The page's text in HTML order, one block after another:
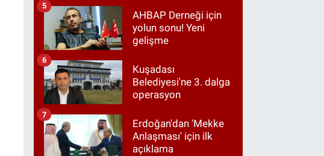
AHBAP Derneği için
yolun sonu! Yeni
gelişme
5
Kuşadası
Belediyesi'ne 3. dalga
operasyon
6
Erdoğan'dan 'Mekke
Anlaşması' için ilk
açıklama
7